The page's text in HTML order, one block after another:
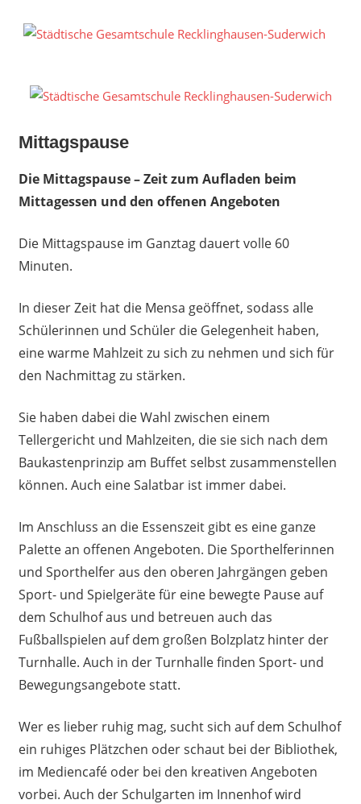
Inhalt
Mittagspause
Die Mittagspause – Zeit zum Aufladen beim
Mittagessen und den offenen Angeboten
Die Mittagspause im Ganztag dauert volle 60
Minuten.
In dieser Zeit hat die Mensa geöffnet, sodass alle
Schülerinnen und Schüler die Gelegenheit haben,
eine warme Mahlzeit zu sich zu nehmen und sich für
den Nachmittag zu stärken.
Sie haben dabei die Wahl zwischen einem
Tellergericht und Mahlzeiten, die sie sich nach dem
Baukastenprinzip am Buffet selbst zusammenstellen
können. Auch eine Salatbar ist immer dabei.
Im Anschluss an die Essenszeit gibt es eine ganze
Palette an offenen Angeboten. Die Sporthelferinnen
und Sporthelfer aus den oberen Jahrgängen geben
Sport- und Spielgeräte für eine bewegte Pause auf
dem Schulhof aus und betreuen auch das
Fußballspielen auf dem großen Bolzplatz hinter der
Turnhalle. Auch in der Turnhalle finden Sport- und
Bewegungsangebote statt.
Wer es lieber ruhig mag, sucht sich auf dem Schulhof
ein ruhiges Plätzchen oder schaut bei der Bibliothek,
im Mediencafé oder bei den kreativen Angeboten
vorbei. Auch der Schulgarten im Innenhof wird